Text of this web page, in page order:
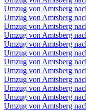
Umzug von Amtsberg
Umzug von Amtsberg
Umzug von Amtsberg
Umzug von Amtsberg
Umzug von Amtsberg
Umzug von Amtsberg
Umzug von Amtsberg
Umzug von Amtsberg
Umzug von Amtsberg
Umzug von Amtsberg
Umzug von Amtsberg
Umzug von Amtsberg